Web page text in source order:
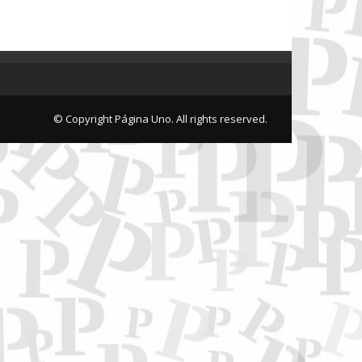
© Copyright Página Uno. All rights reserved.